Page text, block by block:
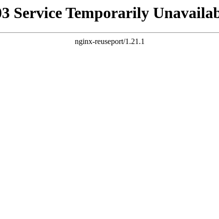
Service Temporarily
nginx-reuseport/1.21.1